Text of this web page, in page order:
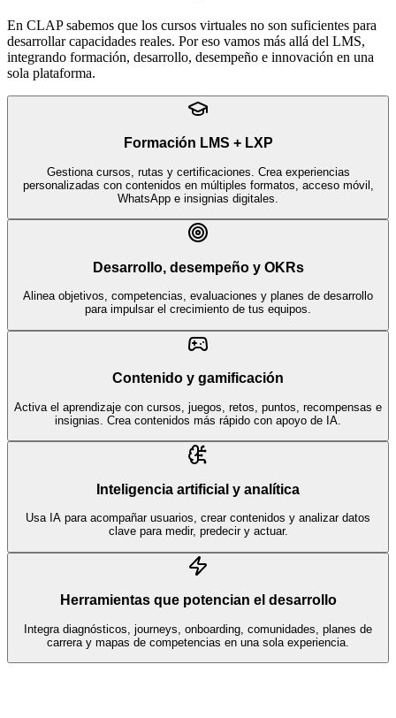
En CLAP sabemos que los cursos virtuales no son suficientes para
desarrollar capacidades reales. Por eso vamos más allá del LMS,
integrando formación, desarrollo, desempeño e innovación en una
sola plataforma.
Formación LMS + LXP
Gestiona cursos, rutas y certificaciones. Crea experiencias
personalizadas con contenidos en múltiples formatos, acceso móvil,
WhatsApp e insignias digitales.
Desarrollo, desempeño y OKRs
Alinea objetivos, competencias, evaluaciones y planes de desarrollo
para impulsar el crecimiento de tus equipos.
Contenido y gamificación
Activa el aprendizaje con cursos, juegos, retos, puntos, recompensas e
insignias. Crea contenidos más rápido con apoyo de IA.
Inteligencia artificial y analítica
Usa IA para acompañar usuarios, crear contenidos y analizar datos
clave para medir, predecir y actuar.
Herramientas que potencian el desarrollo
Integra diagnósticos, journeys, onboarding, comunidades, planes de
carrera y mapas de competencias en una sola experiencia.